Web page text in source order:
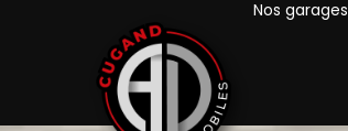
Nos garages